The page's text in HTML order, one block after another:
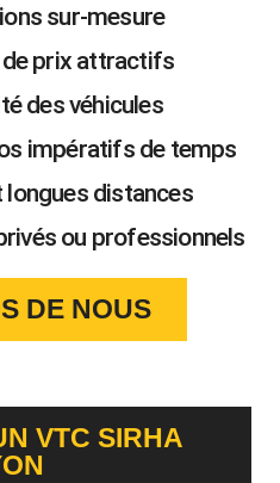
sur-mesure
prix attractifs
des véhicules
impératifs de temps
distances
ou professionnels
DE NOUS
VTC SIRHA